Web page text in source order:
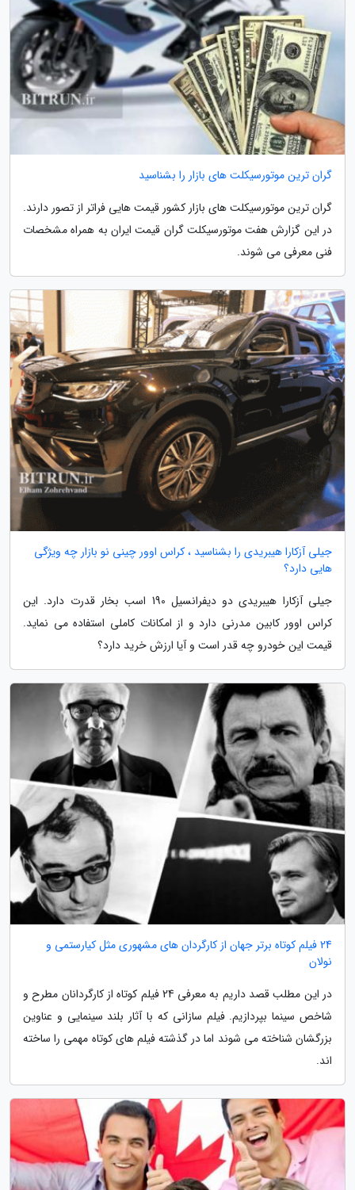
گران ترین موتورسیکلت های بازار را بشناسید
گران ترین موتورسیکلت های بازار کشور قیمت هایی فراتر از تصور دارند.
در این گزارش هفت موتورسیکلت گران قیمت ایران به همراه مشخصات
فنی معرفی می شوند.
جیلی آزکارا هیبریدی را بشناسید ، کراس اوور چینی نو بازار چه ویژگی
هایی دارد؟
جیلی آزکارا هیبریدی دو دیفرانسیل 190 اسب بخار قدرت دارد. این
کراس اوور کابین مدرنی دارد و از امکانات کاملی استفاده می نماید.
قیمت این خودرو چه قدر است و آیا ارزش خرید دارد؟
24 فیلم کوتاه برتر جهان از کارگردان های مشهوری مثل کیارستمی و
نولان
در این مطلب قصد داریم به معرفی 24 فیلم کوتاه از کارگردانان مطرح و
شاخص سینما بپردازیم. فیلم سازانی که با آثار بلند سینمایی و عناوین
بزرگشان شناخته می شوند اما در گذشته فیلم های کوتاه مهمی را ساخته
اند.